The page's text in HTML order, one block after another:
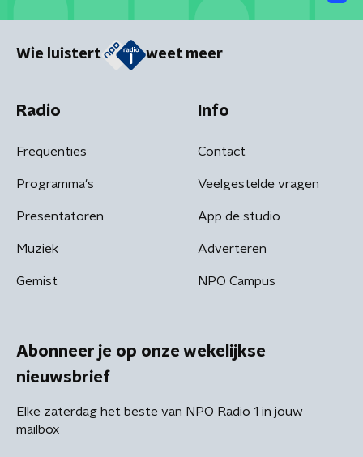
Wie luistert weet meer
Radio
Frequenties
Programma's
Presentatoren
Muziek
Gemist
Info
Contact
Veelgestelde vragen
App de studio
Adverteren
NPO Campus
Abonneer je op onze wekelijkse
nieuwsbrief
Elke zaterdag het beste van NPO Radio 1 in jouw
mailbox